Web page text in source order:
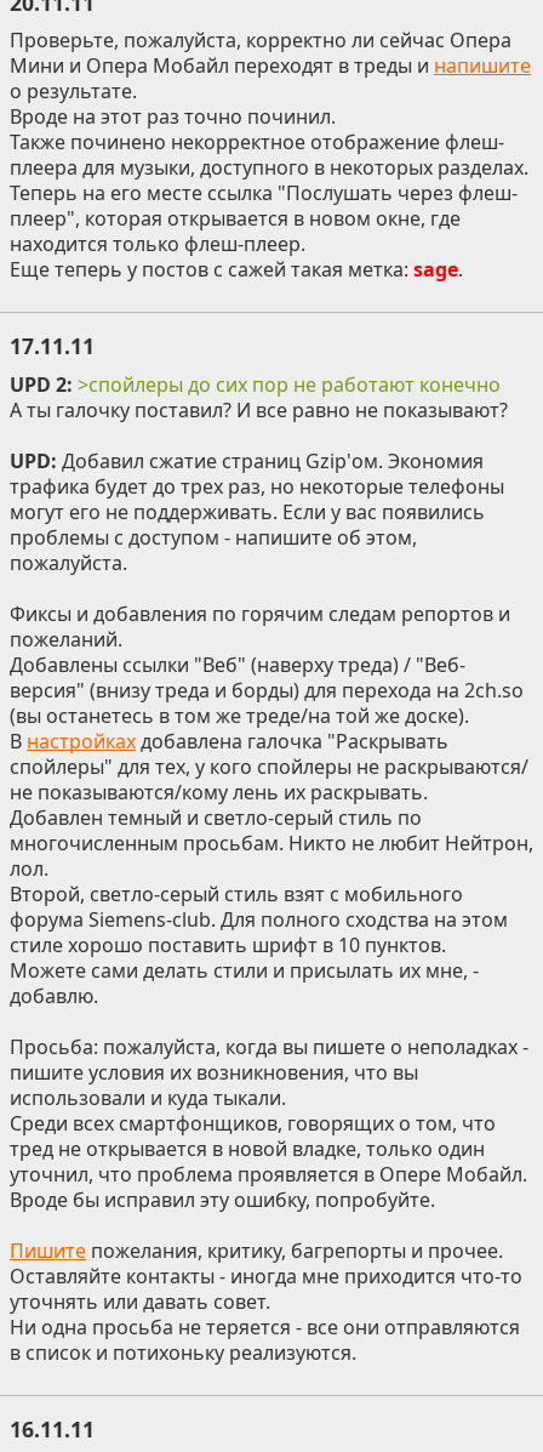
Проверьте, пожалуйста, корректно ли сейчас Опера
Мини и Опера Мобайл переходят в треды и напишите
о результате.
Вроде на этот раз точно починил.
Также починено некорректное отображение флеш-
плеера для музыки, доступного в некоторых разделах.
Теперь на его месте ссылка "Послушать через флеш-
плеер", которая открывается в новом окне, где
находится только флеш-плеер.
Еще теперь у постов с сажей такая метка: sage.
17.11.11
UPD 2: >спойлеры до сих пор не работают конечно
А ты галочку поставил? И все равно не показывают?
UPD: Добавил сжатие страниц Gzip'ом. Экономия
трафика будет до трех раз, но некоторые телефоны
могут его не поддерживать. Если у вас появились
проблемы с доступом - напишите об этом,
пожалуйста.
Фиксы и добавления по горячим следам репортов и
пожеланий.
Добавлены ссылки "Веб" (наверху треда) / "Веб-
версия" (внизу треда и борды) для перехода на 2ch.so
(вы останетесь в том же треде/на той же доске).
В настройкахдобавлена галочка "Раскрывать
спойлеры" для тех, у кого спойлеры не раскрываются/
не показываются/кому лень их раскрывать.
Добавлен темный и светло-серый стиль по
многочисленным просьбам. Никто не любит Нейтрон,
лол.
Второй, светло-серый стиль взят с мобильного
форума Siemens-club. Для полного сходства на этом
стиле хорошо поставить шрифт в 10 пунктов.
Можете сами делать стили и присылать их мне, -
добавлю.
Просьба: пожалуйста, когда вы пишете о неполадках -
пишите условия их возникновения, что вы
использовали и куда тыкали.
Среди всех смартфонщиков, говорящих о том, что
тред не открывается в новой владке, только один
уточнил, что проблема проявляется в Опере Мобайл.
Вроде бы исправил эту ошибку, попробуйте.
Пишите пожелания, критику, багрепорты и прочее.
Оставляйте контакты - иногда мне приходится что-то
уточнять или давать совет.
Ни одна просьба не теряется - все они отправляются
в список и потихоньку реализуются.
16.11.11